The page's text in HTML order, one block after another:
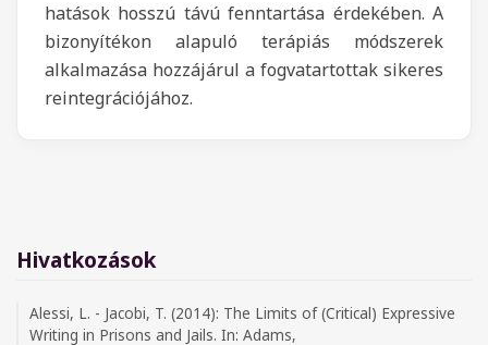
hatások hosszú távú fenntartása érdekében. A
bizonyítékon alapuló terápiás módszerek
alkalmazása hozzájárul a fogvatartottak sikeres
reintegrációjához.
Hivatkozások
Alessi, L. - Jacobi, T. (2014): The Limits of (Critical) Expressive
Writing in Prisons and Jails. In: Adams,